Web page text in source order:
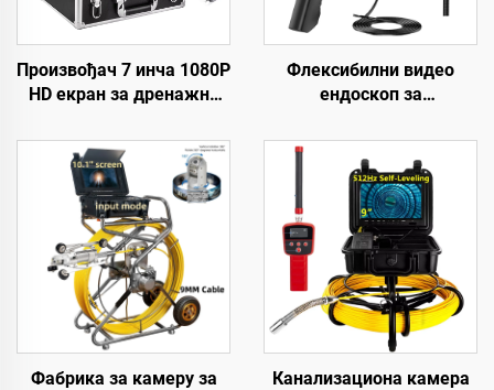
Произвођач 7 инча 1080P
HD екран за дренажни
за снимање видео
садржаја, цевни камер
систем са IP68
водонепропусном
заштитом за испитивање
канализационих линија
Флексибилни видео
ендоскоп за
мини мобилна преносна
медицинска модулна
двострука камера
ендоскопа са монитором
Фабрика за камеру за
Канализациона камера